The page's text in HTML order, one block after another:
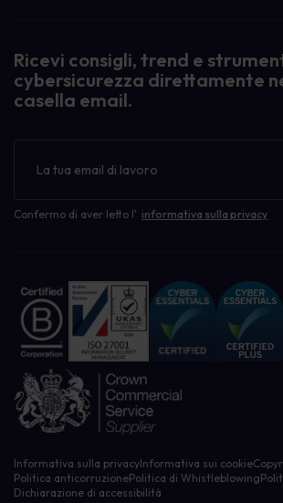
Ricevi consigli, trend e
cybersicurezza direttamente
casella email.
Confermo di aver letto l' informativa sulla privacy
Informativa sulla privacyInformativa sui cookie
Politica anticorruzionePolitica di Whistleblowing
Dichiarazione di accessibilità